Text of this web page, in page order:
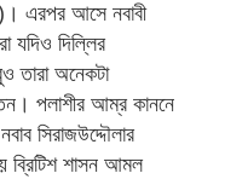
এরপর আসে নবাবী
যদিও দিল্লির
তারা অনেকটা
পলাশীর আম্র কাননে
সিরাজউদ্দৌলার
ব্রিটিশ শাসন আমল